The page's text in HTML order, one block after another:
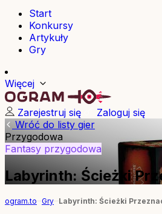
Start
Konkursy
Artykuły
Gry
Więcej
Zarejestruj się
Zaloguj się
Wróć do listy gier
Przygodowa
Fantasy przygodowa
Labyrinth: Ścieżki
ogram.to Gry Labyrinth: Ścieżki